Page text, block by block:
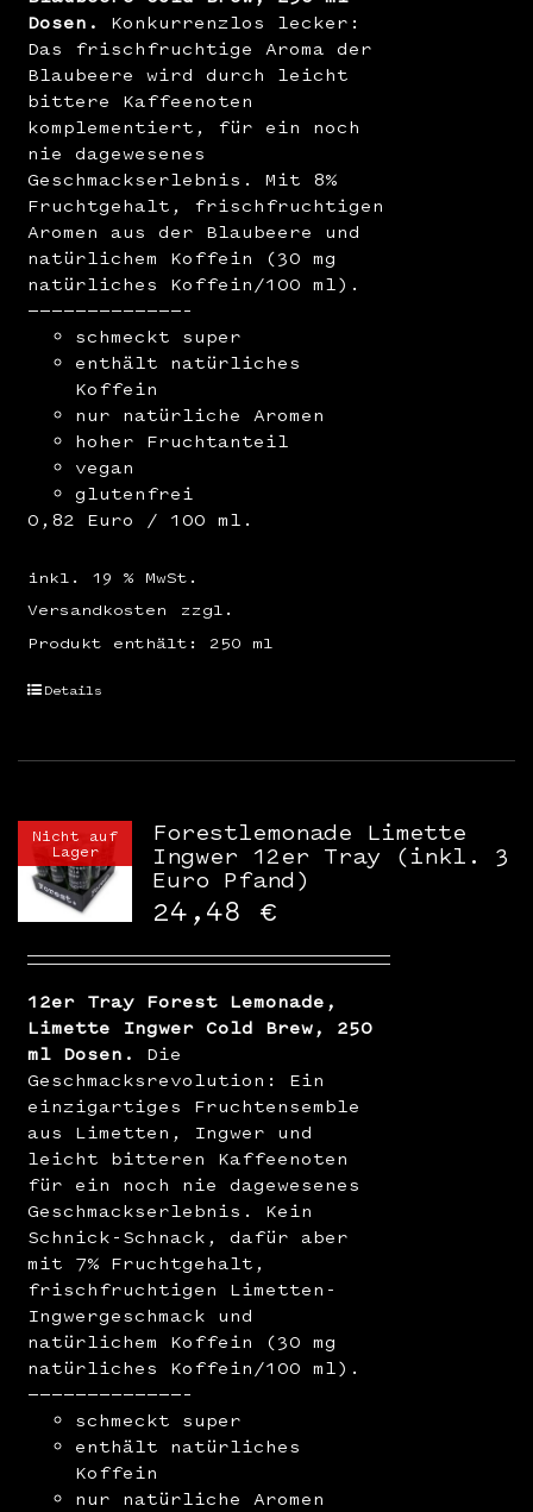
Dosen.
Konkurrenzlos lecker:
Das frischfruchtige Aroma der
Blaubeere wird durch leicht
bittere Kaffeenoten
komplementiert, für ein noch
nie dagewesenes
Geschmackserlebnis. Mit 8%
Fruchtgehalt, frischfruchtigen
Aromen aus der Blaubeere und
natürlichem Koffein (30 mg
natürliches Koffein/100 ml).
—————————————–
schmeckt super
enthält natürliches
Koffein
nur natürliche Aromen
hoher Fruchtanteil
vegan
glutenfrei
0,82 Euro / 100 ml.
inkl. 19 % MwSt.
zzgl.
Versandkosten
Produkt enthält: 250 ml
Details
Nicht auf
Lager
Forestlemonade Limette
Ingwer 12er Tray (inkl. 3
Euro Pfand)
24,48 €
12er Tray Forest Lemonade,
Limette Ingwer Cold Brew, 250
ml Dosen.
Die
Geschmacksrevolution: Ein
einzigartiges Fruchtensemble
aus Limetten, Ingwer und
leicht bitteren Kaffeenoten
für ein noch nie dagewesenes
Geschmackserlebnis. Kein
Schnick-Schnack, dafür aber
mit 7% Fruchtgehalt,
frischfruchtigen Limetten-
Ingwergeschmack und
natürlichem Koffein (30 mg
natürliches Koffein/100 ml).
—————————————–
schmeckt super
enthält natürliches
Koffein
nur natürliche Aromen